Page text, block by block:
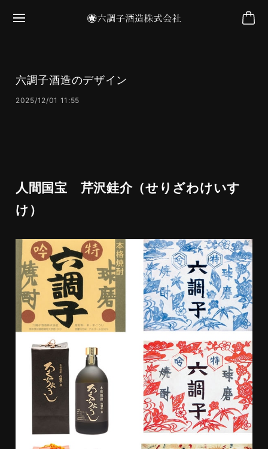
六調子酒造のデザイン
2025/12/01 11:55
人間国宝 芹沢銈介（せりざわけいす
け）